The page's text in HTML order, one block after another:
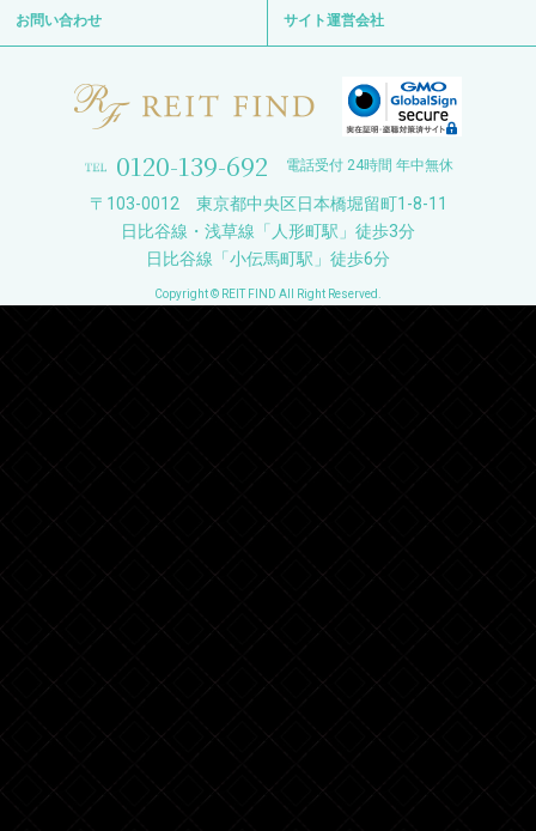
お問い合わせ サイト運営会社
0120-139-692 電話受付 24時間 年中無休
〒103-0012 東京都中央区日本橋堀留町1-8-11
日比谷線・浅草線「人形町駅」徒歩3分
日比谷線「小伝馬町駅」徒歩6分
Copyright © REIT FIND All Right Reserved.